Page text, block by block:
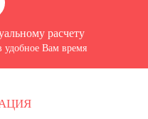
расчету
удобное Вам время